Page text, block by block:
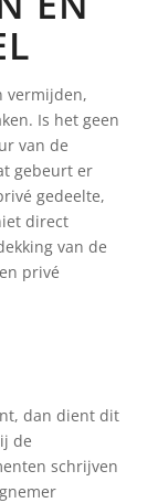
vermijden,
Is het geen
van de
gebeurt er
gedeelte,
direct
van de
privé
dan dient dit
de
schrijven